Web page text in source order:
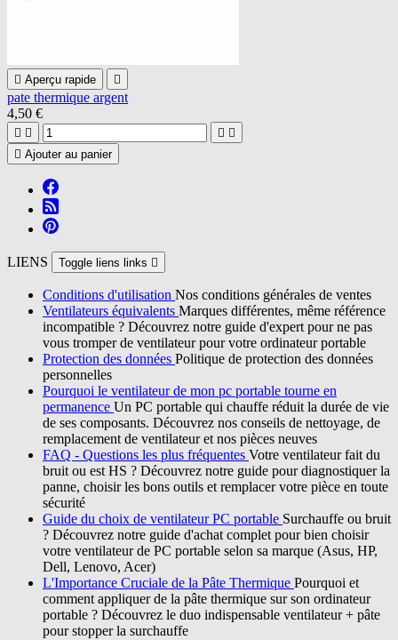
 Aperçu rapide 
pate thermique argent
4,50 €
   
 Ajouter au panier
LIENS Toggle liens links 
Conditions d'utilisation Nos conditions générales de ventes
Ventilateurs équivalents Marques différentes, même référence
incompatible ? Découvrez notre guide d'expert pour ne pas
vous tromper de ventilateur pour votre ordinateur portable
Protection des données Politique de protection des données
personnelles
Pourquoi le ventilateur de mon pc portable tourne en
permanence Un PC portable qui chauffe réduit la durée de vie
de ses composants. Découvrez nos conseils de nettoyage, de
remplacement de ventilateur et nos pièces neuves
FAQ - Questions les plus fréquentes Votre ventilateur fait du
bruit ou est HS ? Découvrez notre guide pour diagnostiquer la
panne, choisir les bons outils et remplacer votre pièce en toute
sécurité
Guide du choix de ventilateur PC portable Surchauffe ou bruit
? Découvrez notre guide d'achat complet pour bien choisir
votre ventilateur de PC portable selon sa marque (Asus, HP,
Dell, Lenovo, Acer)
L'Importance Cruciale de la Pâte Thermique Pourquoi et
comment appliquer de la pâte thermique sur son ordinateur
portable ? Découvrez le duo indispensable ventilateur + pâte
pour stopper la surchauffe